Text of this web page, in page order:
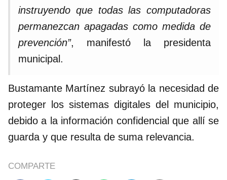
instruyendo que todas las computadoras
permanezcan apagadas como medida de
prevención”, manifestó la presidenta
municipal.
Bustamante Martínez subrayó la necesidad de
proteger los sistemas digitales del municipio,
debido a la información confidencial que allí se
guarda y que resulta de suma relevancia.
COMPARTE